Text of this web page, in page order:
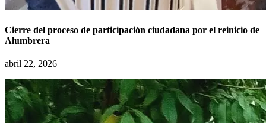
Cierre del proceso de participación ciudadana por el reinicio de
Alumbrera
abril 22, 2026